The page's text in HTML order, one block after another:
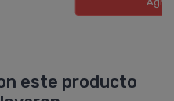
este producto